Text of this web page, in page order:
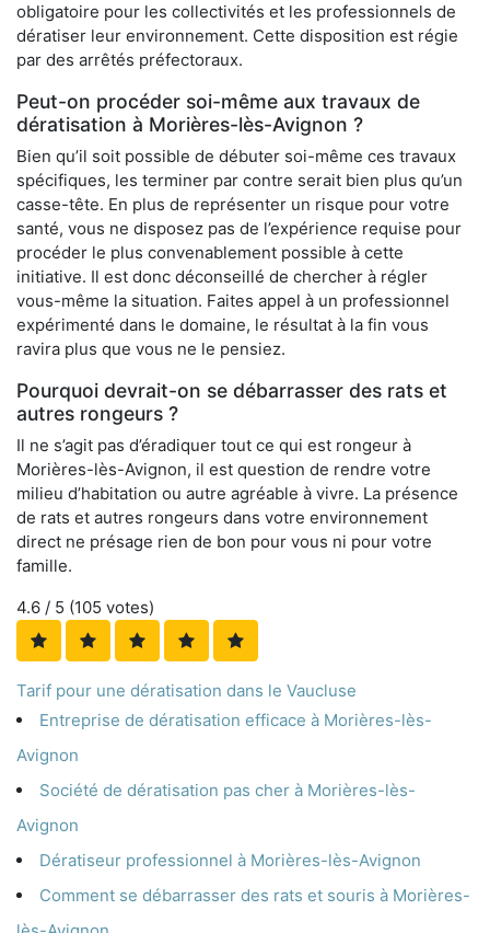
obligatoire pour les collectivités et les professionnels de
dératiser leur environnement. Cette disposition est régie
par des arrêtés préfectoraux.
Peut-on procéder soi-même aux travaux de
dératisation à Morières-lès-Avignon ?
Bien qu’il soit possible de débuter soi-même ces travaux
spécifiques, les terminer par contre serait bien plus qu’un
casse-tête. En plus de représenter un risque pour votre
santé, vous ne disposez pas de l’expérience requise pour
procéder le plus convenablement possible à cette
initiative. Il est donc déconseillé de chercher à régler
vous-même la situation. Faites appel à un professionnel
expérimenté dans le domaine, le résultat à la fin vous
ravira plus que vous ne le pensiez.
Pourquoi devrait-on se débarrasser des rats et
autres rongeurs ?
Il ne s’agit pas d’éradiquer tout ce qui est rongeur à
Morières-lès-Avignon, il est question de rendre votre
milieu d’habitation ou autre agréable à vivre. La présence
de rats et autres rongeurs dans votre environnement
direct ne présage rien de bon pour vous ni pour votre
famille.
4.6 / 5 (105 votes)
Tarif pour une dératisation dans le Vaucluse
Entreprise de dératisation efficace à Morières-lès-
Avignon
Société de dératisation pas cher à Morières-lès-
Avignon
Dératiseur professionnel à Morières-lès-Avignon
Comment se débarrasser des rats et souris à Morières-